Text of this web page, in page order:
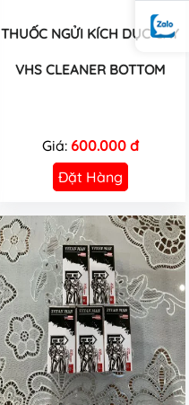
THUỐC NGỬI KÍCH DỤC GAY
VHS CLEANER BOTTOM
Giá: 600.000 đ
Đặt Hàng